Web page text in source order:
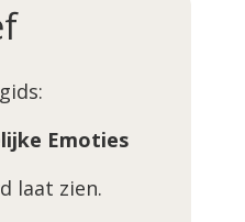
Emoties
laat zien.